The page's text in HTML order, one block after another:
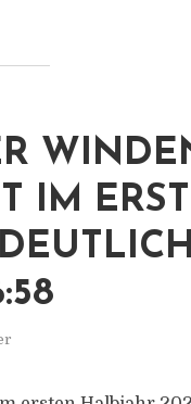
IM